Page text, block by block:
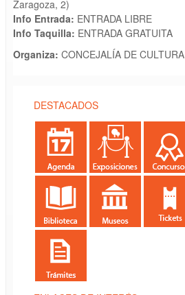
Zaragoza, 2)
Info Entrada: ENTRADA LIBRE
Info Taquilla: ENTRADA GRATUITA
Organiza: CONCEJALÍA DE CULTURA
DESTACADOS